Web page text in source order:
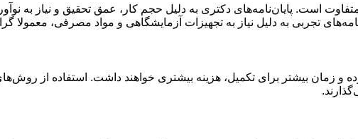
است. پایان‌نامه‌های دکتری به دلیل حجم کار، عمق تحقیق و نیاز به
تجربی به دلیل نیاز به تجهیزات آزمایشگاهی و مواد مصرفی، معمولا
و زمان بیشتر برای تکمیل، هزینه بیشتری خواهند داشت. استفاده از